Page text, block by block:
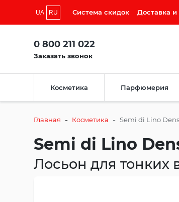
UA RU Система скидок Доставка и
0 800 211 022
Заказать звонок
Косметика Парфюмерия
Главная - Косметика - Semi di Lino
Semi di Lino
Лосьон для тонких